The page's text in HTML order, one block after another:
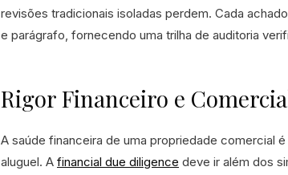
revisões tradicionais isoladas perdem. Cada
e parágrafo, fornecendo uma trilha de auditoria
Rigor Financeiro e
A saúde financeira de uma propriedade comercial
aluguel. A financial due diligence deve ir além dos